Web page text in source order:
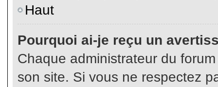
Haut
Pourquoi ai-je reçu un
Chaque administrateur du
son site. Si vous ne respectez